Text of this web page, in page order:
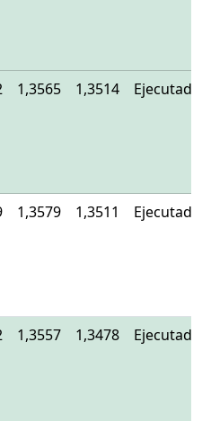
1,3565 1,3514 Ejecutado
1,3579 1,3511 Ejecutado
1,3557 1,3478 Ejecutado